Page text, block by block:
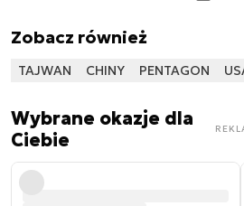
Zobacz również
TAJWAN CHINY PENTAGON
Wybrane okazje dla
Ciebie